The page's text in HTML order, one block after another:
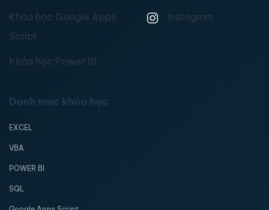
Khóa học Google Apps
Script
Khóa học Power BI
Instagram
Danh mục khóa học
EXCEL
VBA
POWER BI
SQL